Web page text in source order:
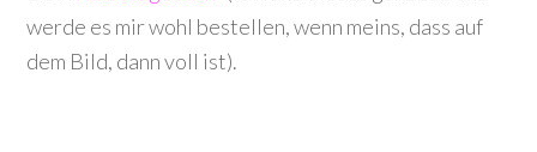
werde es mir wohl bestellen, wenn meins, dass auf
dem Bild, dann voll ist).